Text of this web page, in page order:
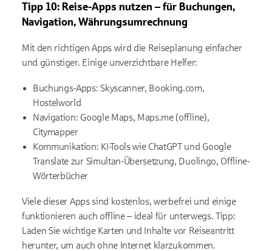
Tipp 10: Reise-Apps nutzen – für Buchungen,
Navigation, Währungsumrechnung
Mit den richtigen Apps wird die Reiseplanung einfacher
und günstiger. Einige unverzichtbare Helfer:
Buchungs-Apps: Skyscanner, Booking.com,
Hostelworld
Navigation: Google Maps, Maps.me (offline),
Citymapper
Kommunikation: KI-Tools wie ChatGPT und Google
Translate zur Simultan-Übersetzung, Duolingo, Offline-
Wörterbücher
Viele dieser Apps sind kostenlos, werbefrei und einige
funktionieren auch offline – ideal für unterwegs. Tipp:
Laden Sie wichtige Karten und Inhalte vor Reiseantritt
herunter, um auch ohne Internet klarzukommen.